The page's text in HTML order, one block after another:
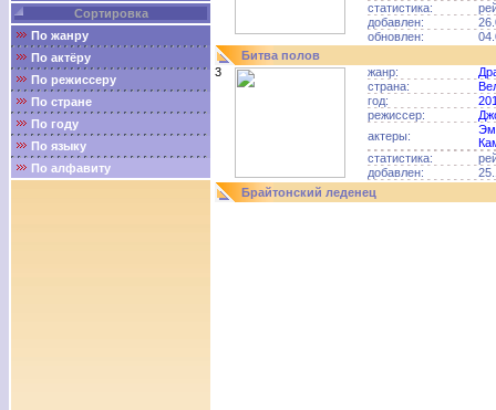
Сортировка
По жанру
По актёру
По режиссеру
По стране
По году
По языку
По алфавиту
статистика:
добавлен:
обновлен:
Битва полов
3
жанр:
страна:
год:
режиссер:
актеры:
статистика:
добавлен:
Брайтонский леденец